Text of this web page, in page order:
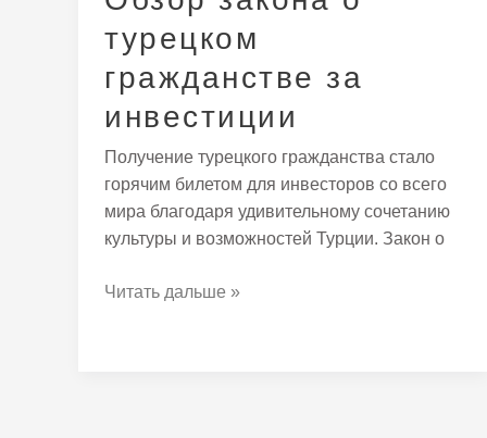
турецком
гражданстве за
инвестиции
Получение турецкого гражданства стало
горячим билетом для инвесторов со всего
мира благодаря удивительному сочетанию
культуры и возможностей Турции. Закон о
Читать дальше »